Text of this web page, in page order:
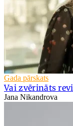
Gada pārskats
Vai zvērināts
Jana Nikandrova